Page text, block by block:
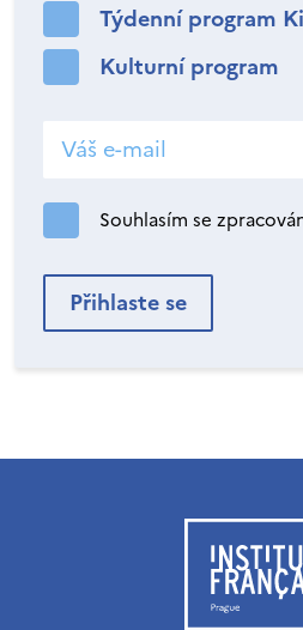
Týdenní program
Kulturní program
Souhlasím se